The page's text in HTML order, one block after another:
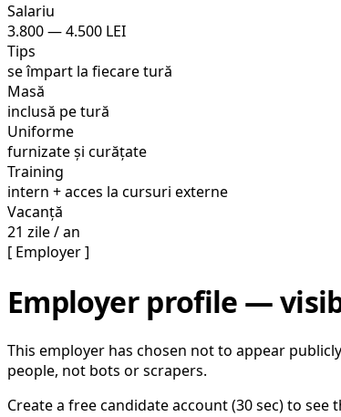
Salariu
3.800 — 4.500 LEI
Tips
se împart la fiecare tură
Masă
inclusă pe tură
Uniforme
furnizate și curățate
Training
intern + acces la cursuri externe
Vacanță
21 zile / an
[ Employer ]
Employer profile —
This employer has chosen not to appear
people, not bots or scrapers.
Create a free candidate account (30 sec) to see